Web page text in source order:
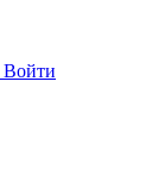
Войти